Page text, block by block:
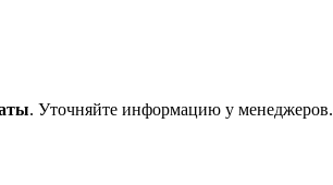
. Уточняйте информацию у менеджеров.